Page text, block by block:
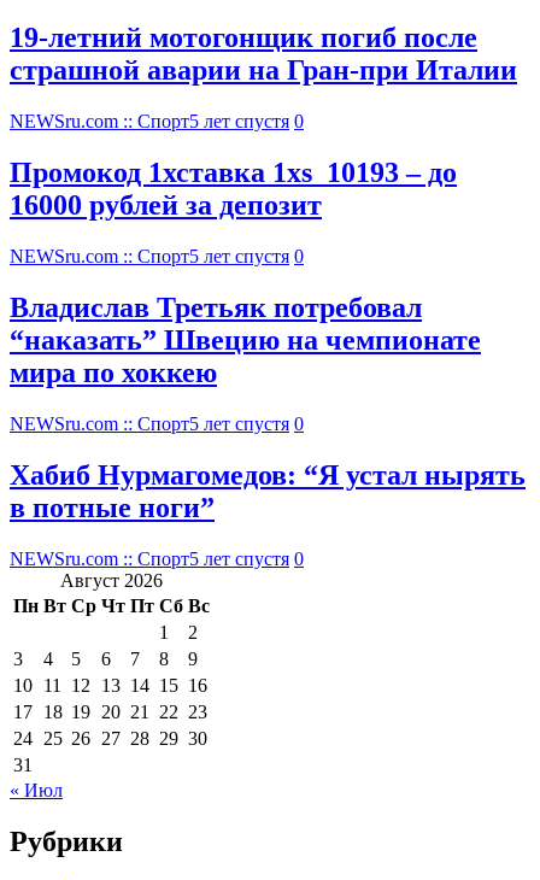
19-летний мотогонщик погиб после
страшной аварии на Гран-при Италии
NEWSru.com :: Спорт5 лет спустя 0
Промокод 1хставка 1xs_10193 – до
16000 рублей за депозит
NEWSru.com :: Спорт5 лет спустя 0
Владислав Третьяк потребовал
“наказать” Швецию на чемпионате
мира по хоккею
NEWSru.com :: Спорт5 лет спустя 0
Хабиб Нурмагомедов: “Я устал нырять
в потные ноги”
NEWSru.com :: Спорт5 лет спустя 0
Август 2026
Пн Вт Ср Чт Пт Сб Вс
1
2
3
4 5 6 7 8
9
10 11 12 13 14 15 16
17 18 19 20 21 22 23
24 25 26 27 28 29 30
31
« Июл
Рубрики